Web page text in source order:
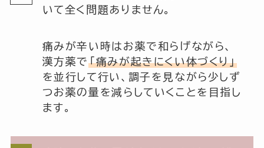
いて全く問題ありません。
痛みが辛い時はお薬で和らげながら、
漢方薬で「痛みが起きにくい体づくり」
を並行して行い、調子を見ながら少しず
つお薬の量を減らしていくことを目指し
ます。